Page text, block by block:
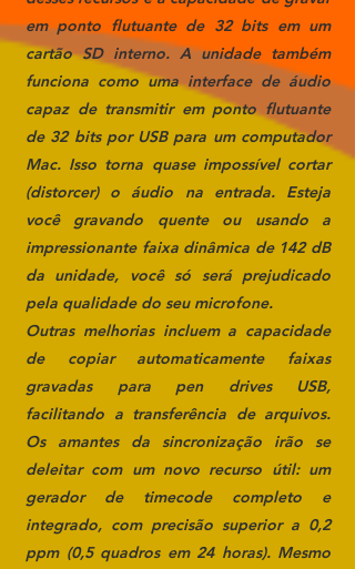
em ponto flutuante de 32 bits em um
cartão SD interno. A unidade também
funciona como uma interface de áudio
capaz de transmitir em ponto flutuante
de 32 bits por USB para um computador
Mac. Isso torna quase impossível cortar
(distorcer) o áudio na entrada. Esteja
você gravando quente ou usando a
impressionante faixa dinâmica de 142 dB
da unidade, você só será prejudicado
pela qualidade do seu microfone.
Outras melhorias incluem a capacidade
de copiar automaticamente faixas
gravadas para pen drives USB,
facilitando a transferência de arquivos.
Os amantes da sincronização irão se
deleitar com um novo recurso útil: um
gerador de timecode completo e
integrado, com precisão superior a 0,2
ppm (0,5 quadros em 24 horas). Mesmo